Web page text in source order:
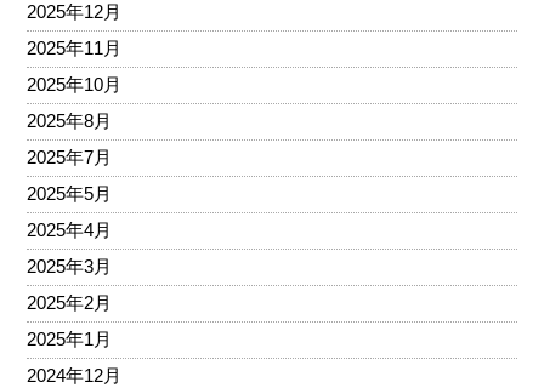
2025年12月
2025年11月
2025年10月
2025年8月
2025年7月
2025年5月
2025年4月
2025年3月
2025年2月
2025年1月
2024年12月